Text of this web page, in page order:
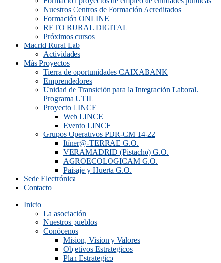
Nuestros Centros de Formación Acreditados
Formación ONLINE
RETO RURAL DIGITAL
Próximos cursos
Madrid Rural Lab
Actividades
Más Proyectos
Tierra de oportunidades CAIXABANK
Emprendedores
Unidad de Transición para la Integración Laboral.
Programa UTIL
Proyecto LINCE
Web LINCE
Evento LINCE
Grupos Operativos PDR-CM 14-22
Itíner@-TERRAE G.O.
VERAMADRID (Pistacho) G.O.
AGROECOLOGICAM G.O.
Paisaje y Huerta G.O.
Sede Electrónica
Contacto
Inicio
La asociación
Nuestros pueblos
Conócenos
Mision, Vision y Valores
Objetivos Estrategicos
Plan Estrategico